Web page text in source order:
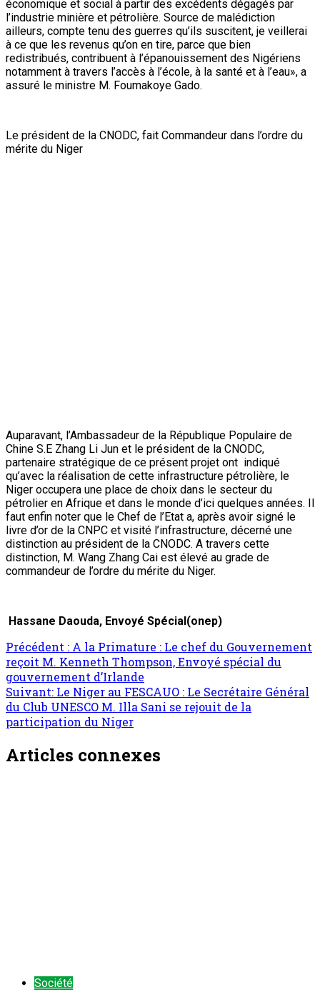
Auparavant, l’Ambassadeur de la République Populaire de
Chine S.E Zhang Li Jun et le président de la CNODC,
partenaire stratégique de ce présent projet ont indiqué
qu’avec la réalisation de cette infrastructure pétrolière, le
Niger occupera une place de choix dans le secteur du
pétrolier en Afrique et dans le monde d’ici quelques années. Il
faut enfin noter que le Chef de l’Etat a, après avoir signé le
distinction, M. Wang Zhang Cai est élevé au grade de
commandeur de l’ordre du mérite du Niger.
région de Maradi : Le ministre de
l’Agriculture et de l’Elevage satisfait de sa
visite à Aguié
ONEP NE 10 août 2026
Société
Rencontre communautaire sur les conflits
entre usagers des ressources partagées dans
comprendre et proposer des solutions
ONEP NE 10 août 2026
Société
Tahoua : Un accident de circulation fait 21
morts et 37 blessés sur l’axe Maradi-